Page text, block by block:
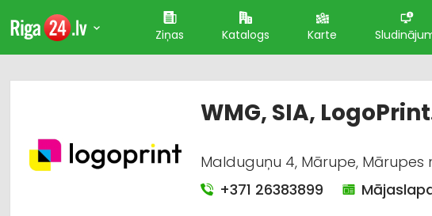
Ziņas Katalogs Karte
WMG, SIA,
Malduguņu 4, Mārupe, Mārupes
+371 26383899